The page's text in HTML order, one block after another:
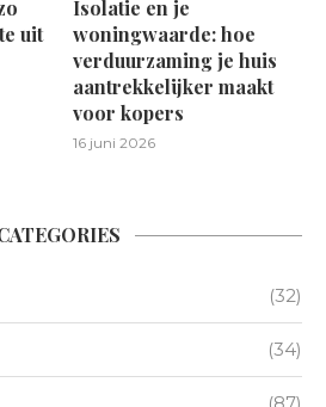
uit
Isolatie en je
woningwaarde: hoe
verduurzaming je huis
aantrekkelijker maakt
voor kopers
16 juni 2026
(32)
(34)